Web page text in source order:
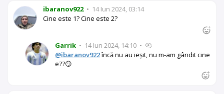
ibaranov922 • 14 Iun 2024, 03:14
Cine este 1? Cine este 2?
Garrik • 14 Iun 2024, 14:10 •
@ibaranov922încă nu au ieșit, nu m-am gândit cine
e??😏